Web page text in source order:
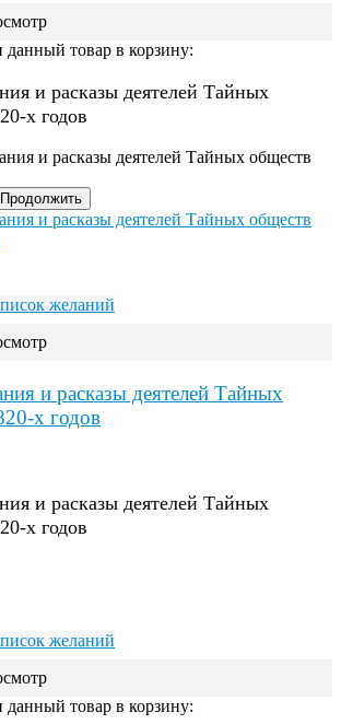
товар в корзину:
и расказы деятелей Тайных
х годов
Продолжить
желаний
и расказы деятелей Тайных
х годов
и расказы деятелей Тайных
х годов
желаний
товар в корзину: